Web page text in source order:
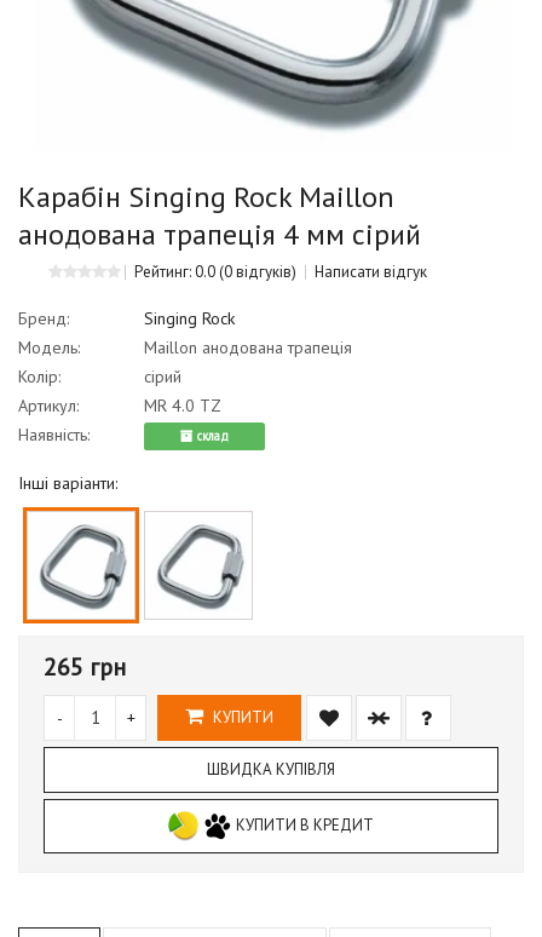
Карабін Singing Rock Maillon
анодована трапеція 4 мм сірий
Рейтинг: 0.0(0 відгуків) Написати відгук
Бренд:
Singing Rock
Модель:
Maillon анодована трапеція
Колір:
сірий
Артикул:
MR 4.0 ТZ
Наявність:
cклад
Інші варіанти:
265 грн
- + КУПИТИ
ШВИДКА КУПІВЛЯ
КУПИТИ В КРЕДИТ